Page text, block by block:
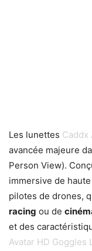
Les lunettes Caddx
avancée majeure
Person View).
immersive de
pilotes de drones,
racing ou de
et des
Avatar HD Goggles